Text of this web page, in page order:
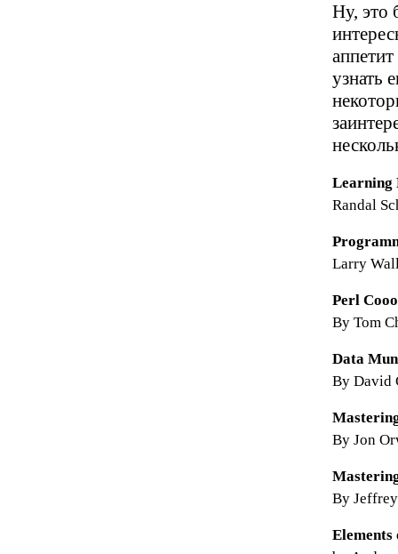
Ну, это
узнать
Learning
Randal
Larry
Perl
By Tom
Data
By David
By Jon
By